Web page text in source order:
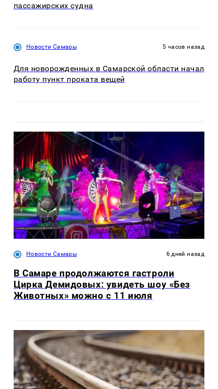
пассажирских судна
Новости Самары 5 часов назад
Для новорожденных в Самарской области начал
работу пункт проката вещей
Новости Самары 6 дней назад
В Самаре продолжаются гастроли
Цирка Демидовых: увидеть шоу «Без
Животных» можно с 11 июля